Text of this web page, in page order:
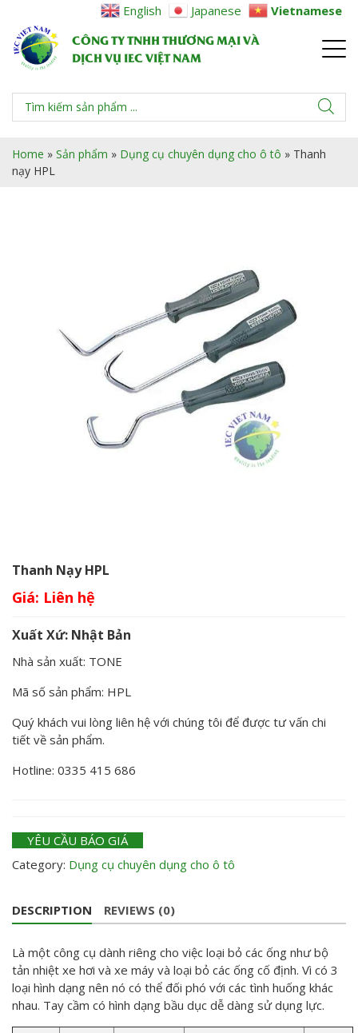
CÔNG TY TNHH THƯƠNG MẠI VÀ
DỊCH VỤ IEC VIỆT NAM
Home » Sản phẩm » Dụng cụ chuyên dụng cho ô tô » Thanh
nạy HPL
Thanh Nạy HPL
Giá:
Xuất Xứ: Nhật Bản
Nhà sản xuất: TONE
Mã số sản phẩm: HPL
Quý khách vui lòng liên hệ với chúng tôi để được tư vấn chi
tiết về sản phẩm.
Hotline: 0335 415 686
YÊU CẦU BÁO GIÁ
Category: Dụng cụ chuyên dụng cho ô tô
DESCRIPTION REVIEWS (0)
Là một công cụ dành riêng cho việc loại bỏ các ống như bộ
tản nhiệt xe hơi và xe máy và loại bỏ các ống cố định. Vì có 3
loại hình dạng nên nó có thể đối phó với các tình huống khác
nhau. Tay cầm có hình dạng bầu dục dễ dàng sử dụng lực.
English Japanese Vietnamese